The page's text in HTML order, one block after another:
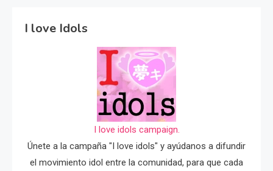
I love Idols
I love idols campaign.
Únete a la campaña "I love idols" y ayúdanos a difundir
el movimiento idol entre la comunidad, para que cada